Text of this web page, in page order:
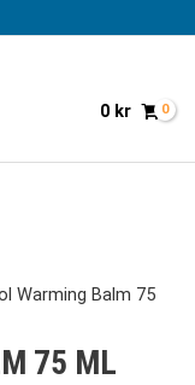
0 kr
Warming Balm 75
75 ML